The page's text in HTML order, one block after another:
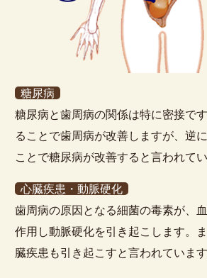
糖尿病
糖尿病と歯周病の関係は特に密接で
ることで歯周病が改善しますが、逆
ことで糖尿病が改善すると言われてい
心臓疾患・動脈硬化
歯周病の原因となる細菌の毒素が、
作用し動脈硬化を引き起こします。
臓疾患も引き起こすと言われています